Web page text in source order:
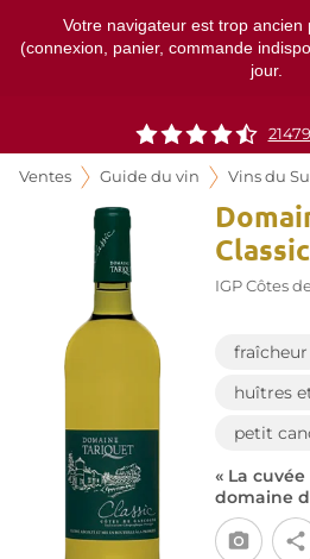
Votre navigateur est trop ancien
(connexion, panier, commande
jour.
21479
Ventes Guide du vin Vins du
IGP Côtes
fraîcheur
huîtres
petit
« La
domaine